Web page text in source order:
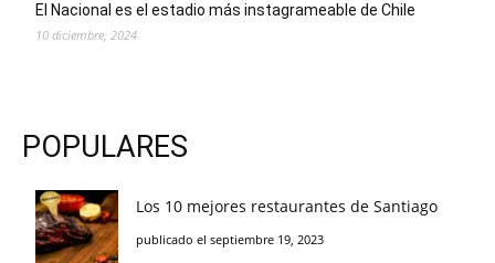
El Nacional es el estadio más instagrameable de Chile
10 diciembre, 2024
POPULARES
Los 10 mejores restaurantes de Santiago
publicado el septiembre 19, 2023